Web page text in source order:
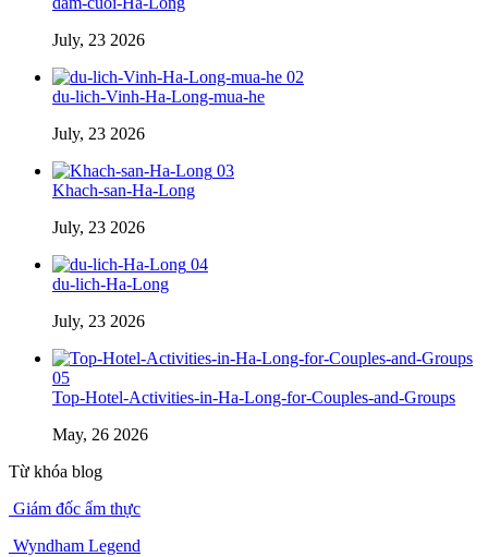
July, 23 2026
02
du-lich-Vinh-Ha-Long-mua-he
July, 23 2026
03
Khach-san-Ha-Long
July, 23 2026
04
du-lich-Ha-Long
July, 23 2026
05
Top-Hotel-Activities-in-Ha-Long-for-Couples-and-Groups
May, 26 2026
Từ khóa blog
Giám đốc ẩm thực
Wyndham Legend